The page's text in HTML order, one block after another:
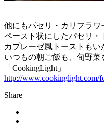
他にもパセリ・カリフラワ
ペースト状にしたパセリ・
カプレーゼ風トーストもい
いつもの朝ご飯も、旬野菜
「CookingLight」
http://www.cookinglight.com/
Share